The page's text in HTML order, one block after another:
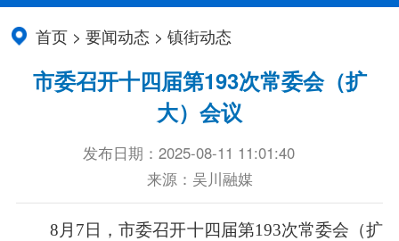
首页 >要闻动态 >镇街动态
市委召开十四届第193次常委会（扩
大）会议
发布日期：2025-08-11 11:01:40
来源：吴川融媒
8月7日，市委召开十四届第193次常委会（扩